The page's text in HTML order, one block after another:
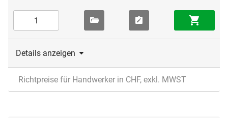
Details anzeigen
Richtpreise für Handwerker in CHF, exkl. MWST